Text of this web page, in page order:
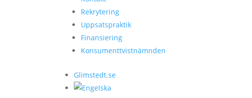
Rekrytering
Uppsatspraktik
Finansiering
Konsumenttvistnämnden
Glimstedt.se